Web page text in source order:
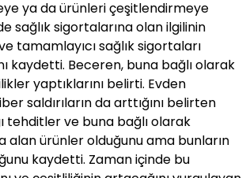
ya da ürünleri çeşitlendirmeye
sağlık sigortalarına olan ilgilinin
tamamlayıcı sağlık sigortaları
kaydetti. Beceren, buna bağlı olarak
yaptıklarını belirti. Evden
saldırıların da arttığını belirten
tehditler ve buna bağlı olarak
alan ürünler olduğunu ama bunların
kaydetti. Zaman içinde bu